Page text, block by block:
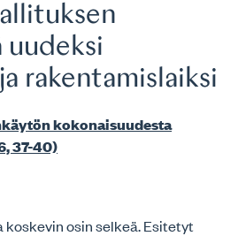
uudeksi
rakentamislaiksi
kokonaisuudesta
37-40)
koskevin osin selkeä. Esitetyt